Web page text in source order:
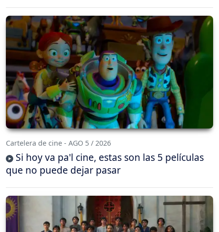
Cartelera de cine - AGO 5 / 2026
Si hoy va pa'l cine, estas son las 5 películas
que no puede dejar pasar